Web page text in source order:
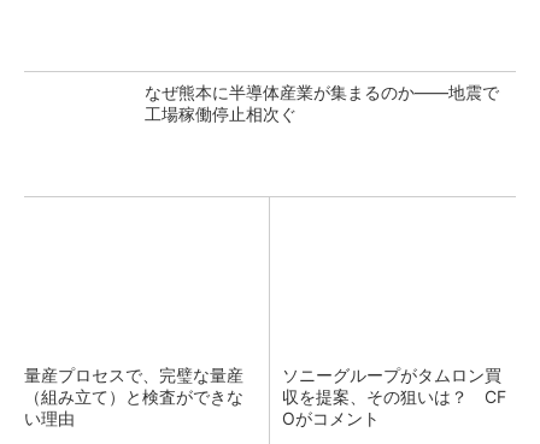
なぜ熊本に半導体産業が集まるのか――地震で
工場稼働停止相次ぐ
量産プロセスで、完璧な量産
（組み立て）と検査ができな
い理由
ソニーグループがタムロン買
収を提案、その狙いは？ CF
Oがコメント